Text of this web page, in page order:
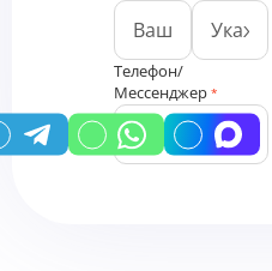
Телефон/
Мессенджер *